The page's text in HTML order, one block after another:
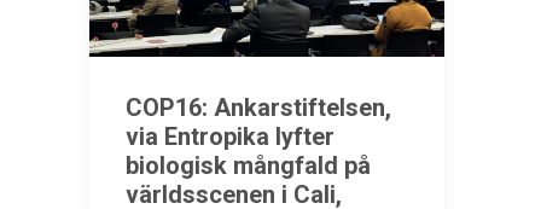
COP16: Ankarstiftelsen,
via Entropika lyfter
biologisk mångfald på
världsscenen i Cali,